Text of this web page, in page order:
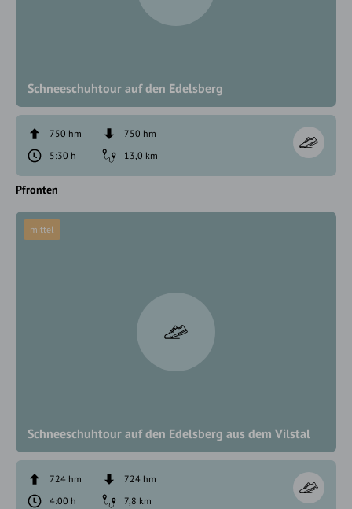
Schneeschuhtour auf den Edelsberg
750 hm
750 hm
5:30 h
13,0 km
Pfronten
Schneeschuhtour auf den Edelsberg aus dem Vilstal
mittel
724 hm
724 hm
4:00 h
7,8 km